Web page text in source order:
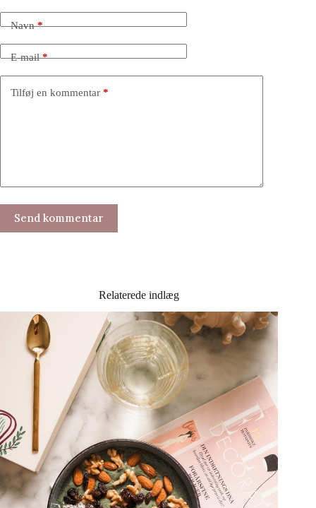
Navn*
E-mail*
Tilføj en kommentar *
Send kommentar
Relaterede indlæg